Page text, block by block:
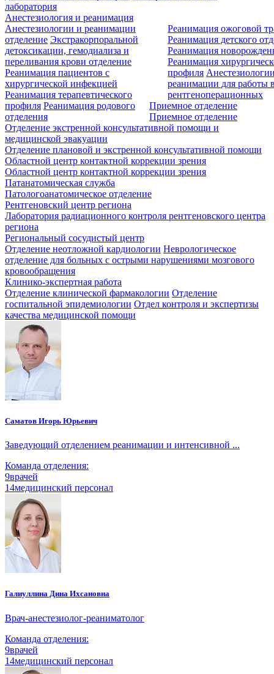
лаборатория
Анестезиология и реанимация
Анестезиологии и реанимации
отделение Экстракорпоральной
детоксикации, гемодиализа и
переливания крови отделение
Реанимация пациентов с
хирургической инфекцией
Реанимация терапевтического
профиля Реанимация родового
отделения
Реанимация ожоговой
Реанимация детского
Реанимация
Реанимация
профиля
реанимации для работы
рентгеноперационных
Приемное отделение
Приемное отделение
Отделение экстренной консультативной помощи и
медицинской эвакуации
Отделение плановой и экстренной консультативной помощи
Областной центр контактной коррекции зрения
Областной центр контактной коррекции зрения
Патанатомическая служба
Патологоанатомическое отделение
Рентгеновский центр региона
Лаборатория радиационного контроля рентгеновского центра
региона
Региональный сосудистый центр
Отделение неотложной кардиологии Неврологическое
отделение для больных с острыми нарушениями мозгового
кровообращения
Клинико-экспертная работа
Отделение клинической фармакологии Отделение
госпитальной эпидемиологии Отдел контроля и экспертизы
качества медицинской помощи
Саматов Игорь Юрьевич
Заведующий отделением реанимации и интенсивной ...
Команда отделения:
9врачей
14медицинский персонал
Галиуллина Дина Ихсановна
Врач-анестезиолог-реаниматолог
Команда отделения:
9врачей
14медицинский персонал